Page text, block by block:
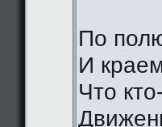
По
И
Что